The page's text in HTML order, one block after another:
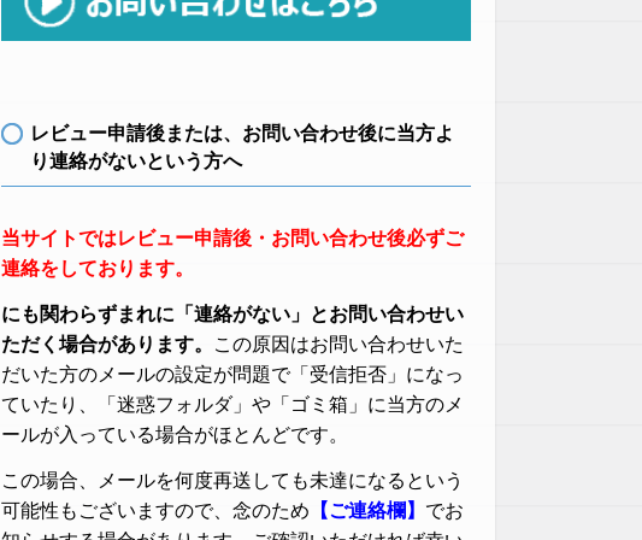
レビュー申請後または、お問い合わせ後に当方よ
り連絡がないという方へ
当サイトではレビュー申請後・お問い合わせ後必ずご
連絡をしております。
にも関わらずまれに「連絡がない」とお問い合わせい
ただく場合があります。
この原因はお問い合わせいた
だいた方のメールの設定が問題で「受信拒否」になっ
ていたり、「迷惑フォルダ」や「ゴミ箱」に当方のメ
ールが入っている場合がほとんどです。
この場合、メールを何度再送しても未達になるという
可能性もございますので、念のため 【ご連絡欄】 でお